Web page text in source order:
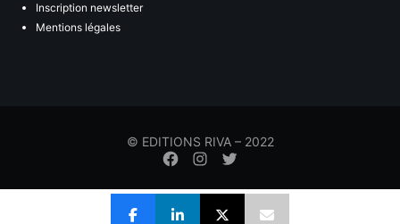
Inscription newsletter
Mentions légales
© EDITIONS RIVA – 2022
Élément
menude
de